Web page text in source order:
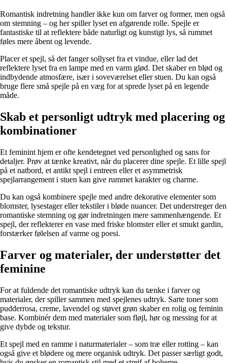
Romantisk indretning handler ikke kun om farver og former, men også
om stemning – og her spiller lyset en afgørende rolle. Spejle er
fantastiske til at reflektere både naturligt og kunstigt lys, så rummet
føles mere åbent og levende.
Placer et spejl, så det fanger sollyset fra et vindue, eller lad det
reflektere lyset fra en lampe med en varm glød. Det skaber en blød og
indbydende atmosfære, især i soveværelset eller stuen. Du kan også
bruge flere små spejle på en væg for at sprede lyset på en legende
måde.
Skab et personligt udtryk med placering og
kombinationer
Et feminint hjem er ofte kendetegnet ved personlighed og sans for
detaljer. Prøv at tænke kreativt, når du placerer dine spejle. Et lille spejl
på et natbord, et antikt spejl i entreen eller et asymmetrisk
spejlarrangement i stuen kan give rummet karakter og charme.
Du kan også kombinere spejle med andre dekorative elementer som
blomster, lysestager eller tekstiler i bløde nuancer. Det understreger den
romantiske stemning og gør indretningen mere sammenhængende. Et
spejl, der reflekterer en vase med friske blomster eller et smukt gardin,
forstærker følelsen af varme og poesi.
Farver og materialer, der understøtter det
feminine
For at fuldende det romantiske udtryk kan du tænke i farver og
materialer, der spiller sammen med spejlenes udtryk. Sarte toner som
pudderrosa, creme, lavendel og støvet grøn skaber en rolig og feminin
base. Kombinér dem med materialer som fløjl, hør og messing for at
give dybde og tekstur.
Et spejl med en ramme i naturmaterialer – som træ eller rotting – kan
også give et blødere og mere organisk udtryk. Det passer særligt godt,